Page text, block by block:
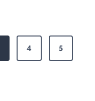
4 5